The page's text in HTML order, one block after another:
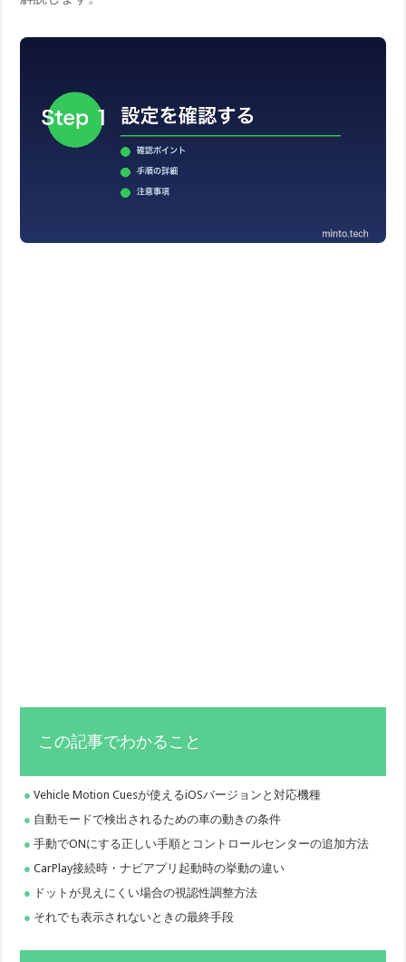
この記事でわかること
Vehicle Motion Cuesが使えるiOSバージョンと対応機種
自動モードで検出されるための車の動きの条件
手動でONにする正しい手順とコントロールセンターの追加方法
CarPlay接続時・ナビアプリ起動時の挙動の違い
ドットが見えにくい場合の視認性調整方法
それでも表示されないときの最終手段